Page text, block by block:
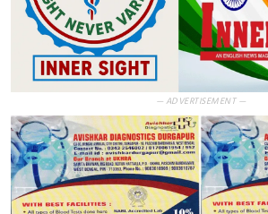
— ADVERTISEMENT —